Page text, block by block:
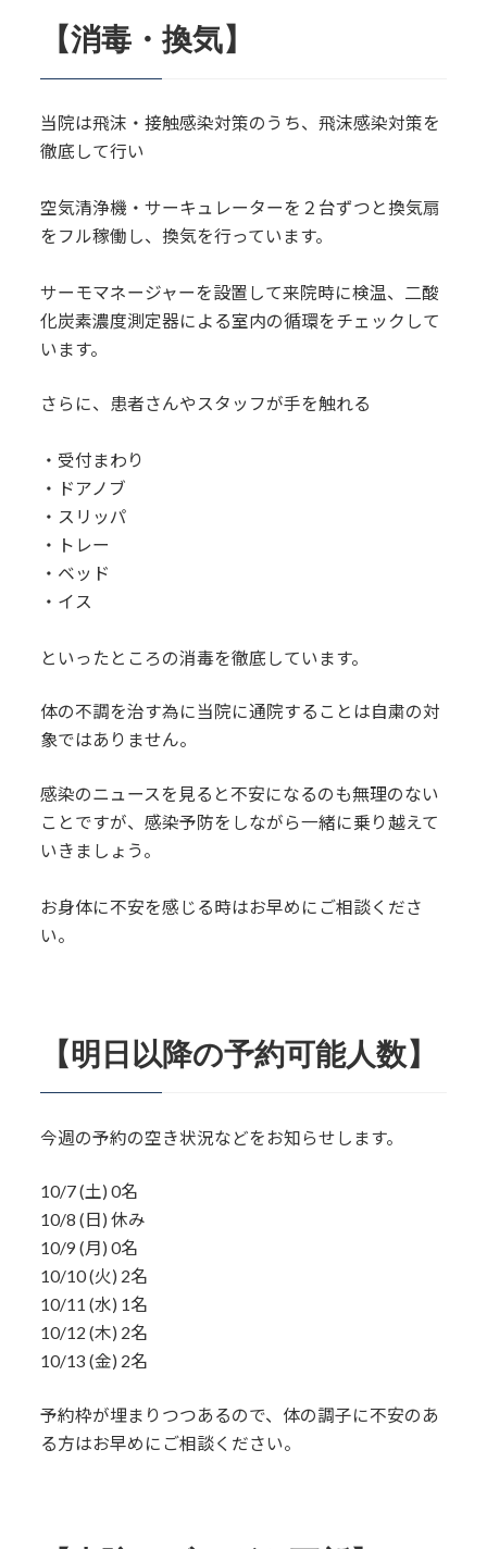
【消毒・換気】
当院は飛沫・接触感染対策のうち、飛沫感染対策を
徹底して行い
空気清浄機・サーキュレーターを２台ずつと換気扇
をフル稼働し、換気を行っています。
サーモマネージャーを設置して来院時に検温、二酸
化炭素濃度測定器による室内の循環をチェックして
います。
さらに、患者さんやスタッフが手を触れる
・受付まわり
・ドアノブ
・スリッパ
・トレー
・ベッド
・イス
といったところの消毒を徹底しています。
体の不調を治す為に当院に通院することは自粛の対
象ではありません。
感染のニュースを見ると不安になるのも無理のない
ことですが、感染予防をしながら一緒に乗り越えて
いきましょう。
お身体に不安を感じる時はお早めにご相談くださ
い。
【明日以降の予約可能人数】
今週の予約の空き状況などをお知らせします。
10/7 (土) 0名
10/8 (日) 休み
10/9 (月) 0名
10/10 (火) 2名
10/11 (水) 1名
10/12 (木) 2名
10/13 (金) 2名
予約枠が埋まりつつあるので、体の調子に不安のあ
る方はお早めにご相談ください。